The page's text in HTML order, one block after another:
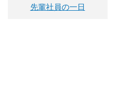
先輩社員の一日